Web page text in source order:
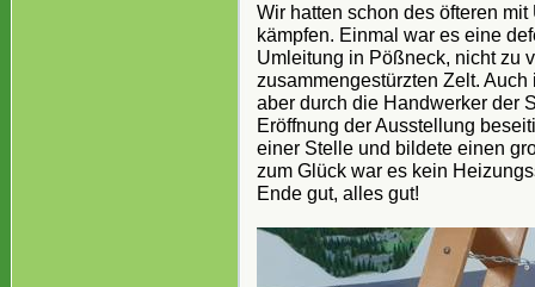
Wir hatten schon des öfteren
kämpfen. Einmal war es eine
Umleitung in Pößneck, nicht zu
zusammengestürzten Zelt.
aber durch die Handwerker der
Eröffnung der Ausstellung
einer Stelle und bildete einen
zum Glück war es kein
Ende gut, alles gut!